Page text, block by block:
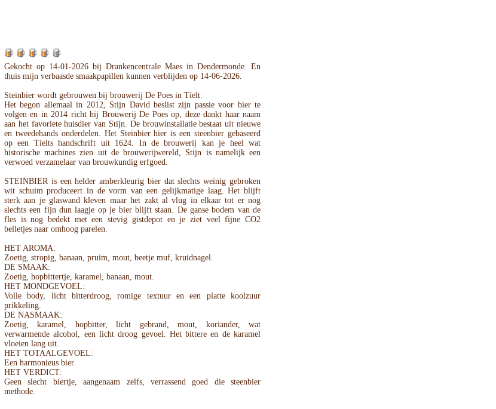
Gekocht op 14-01-2026 bij Drankencentrale Maes in Dendermonde. En
thuis mijn verbaasde smaakpapillen kunnen verblijden op 14-06-2026.
Steinbier wordt gebrouwen bij brouwerij De Poes in Tielt.
Het begon allemaal in 2012, Stijn David beslist zijn passie voor bier te
volgen en in 2014 richt hij Brouwerij De Poes op, deze dankt haar naam
aan het favoriete huisdier van Stijn. De brouwinstallatie bestaat uit nieuwe
en tweedehands onderdelen. Het Steinbier hier is een steenbier gebaseerd
op een Tielts handschrift uit 1624. In de brouwerij kan je heel wat
historische machines zien uit de brouwerijwereld, Stijn is namelijk een
verwoed verzamelaar van brouwkundig erfgoed.
STEINBIER is een helder amberkleurig bier dat slechts weinig gebroken
wit schuim produceert in de vorm van een gelijkmatige laag. Het blijft
sterk aan je glaswand kleven maar het zakt al vlug in elkaar tot er nog
slechts een fijn dun laagje op je bier blijft staan. De ganse bodem van de
fles is nog bedekt met een stevig gistdepot en je ziet veel fijne CO2
belletjes naar omhoog parelen.
HET AROMA:
Zoetig, stropig, banaan, pruim, mout, beetje muf, kruidnagel.
DE SMAAK:
Zoetig, hopbittertje, karamel, banaan, mout.
HET MONDGEVOEL:
Volle body, licht bitterdroog, romige textuur en een platte koolzuur
prikkeling.
DE NASMAAK:
Zoetig, karamel, hopbitter, licht gebrand, mout, koriander, wat
verwarmende alcohol, een licht droog gevoel. Het bittere en de karamel
vloeien lang uit.
HET TOTAALGEVOEL:
Een harmonieus bier.
HET VERDICT:
Geen slecht biertje, aangenaam zelfs, verrassend goed die steenbier
methode.